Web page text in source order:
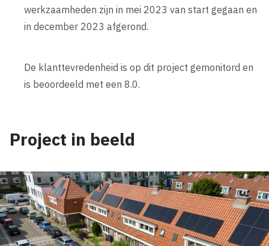
werkzaamheden zijn in mei 2023 van start gegaan en
in december 2023 afgerond.
De klanttevredenheid is op dit project gemonitord en
is beoordeeld met een 8.0.
Project in beeld